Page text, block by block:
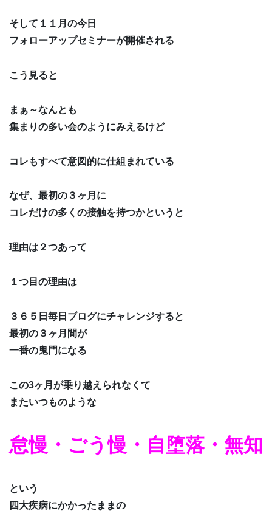
そして１１月の今日
フォローアップセミナーが開催される
こう見ると
まぁ～なんとも
集まりの多い会のようにみえるけど
コレもすべて意図的に仕組まれている
なぜ、最初の３ヶ月に
コレだけの多くの接触を持つかというと
理由は２つあって
１つ目の理由は
３６５日毎日ブログにチャレンジすると
最初の３ヶ月間が
一番の鬼門になる
この3ヶ月が乗り越えられなくて
またいつものような
怠慢・ごう慢・自堕落・無知
という
四大疾病にかかったままの